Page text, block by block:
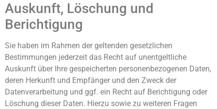
Auskunft, Löschung und
Berichtigung
Sie haben im Rahmen der geltenden gesetzlichen
Bestimmungen jederzeit das Recht auf unentgeltliche
Auskunft über Ihre gespeicherten personenbezogenen Daten,
deren Herkunft und Empfänger und den Zweck der
Datenverarbeitung und ggf. ein Recht auf Berichtigung oder
Löschung dieser Daten. Hierzu sowie zu weiteren Fragen